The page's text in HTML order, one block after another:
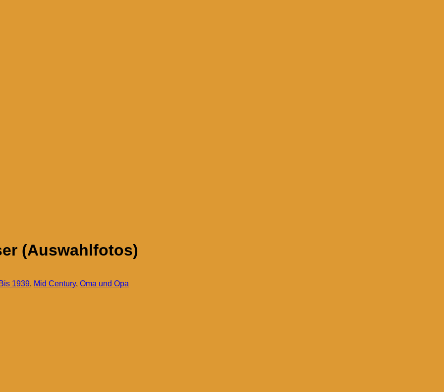
(Auswahlfotos)
Bis 1939, Mid Century, Oma und Opa